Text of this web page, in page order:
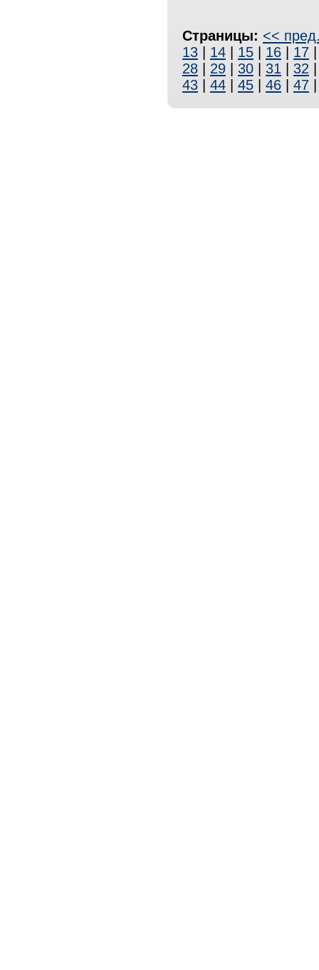
Страницы: <<
13
14 15 16 17
28
29 30 31 32
43
44 45 46 47